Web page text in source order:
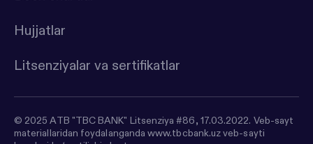
Hujjatlar
Litsenziyalar va sertifikatlar
© 2025 ATB "TBC BANK" Litsenziya #86, 17.03.2022. Veb-sayt
materiallaridan foydalanganda www.tbcbank.uz veb-sayti